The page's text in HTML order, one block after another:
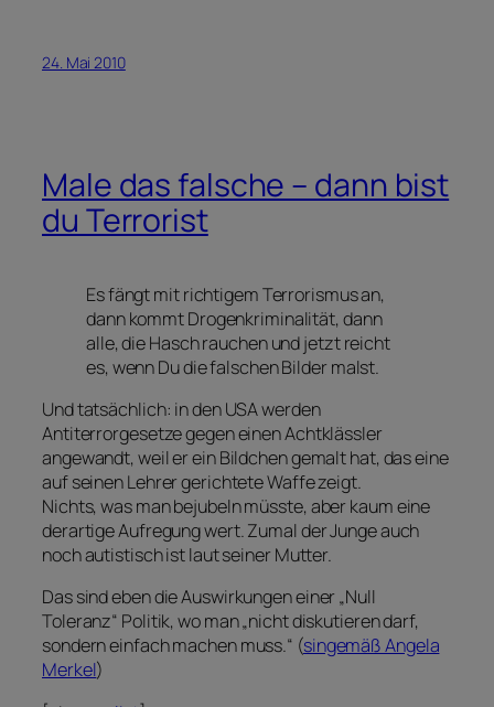
24. Mai 2010
Male das falsche – dann bist
du Terrorist
Es fängt mit richtigem Terrorismus an,
dann kommt Drogenkriminalität, dann
alle, die Hasch rauchen und jetzt reicht
es, wenn Du die falschen Bilder malst.
Und tatsächlich: in den USA werden
Antiterrorgesetze gegen einen Achtklässler
angewandt, weil er ein Bildchen gemalt hat, das eine
auf seinen Lehrer gerichtete Waffe zeigt.
Nichts, was man bejubeln müsste, aber kaum eine
derartige Aufregung wert. Zumal der Junge auch
noch autistisch ist laut seiner Mutter.
Das sind eben die Auswirkungen einer „Null
Toleranz“ Politik, wo man „nicht diskutieren darf,
sondern einfach machen muss.“ (singemäß Angela
Merkel)